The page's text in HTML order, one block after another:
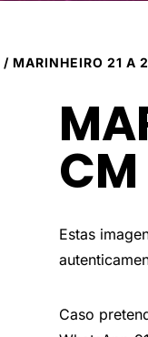
/ MARINHEIRO 21 A
CM
Estas
Caso